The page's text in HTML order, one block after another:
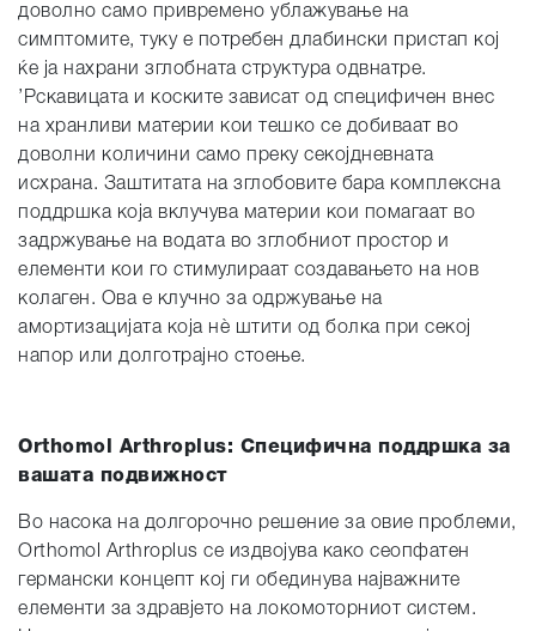
доволно само привремено ублажување на
симптомите, туку е потребен длабински пристап кој
ќе ја нахрани зглобната структура одвнатре.
’Рскавицата и коските зависат од специфичен внес
на хранливи материи кои тешко се добиваат во
доволни количини само преку секојдневната
исхрана. Заштитата на зглобовите бара комплексна
поддршка која вклучува материи кои помагаат во
задржување на водата во зглобниот простор и
елементи кои го стимулираат создавањето на нов
колаген. Ова е клучно за одржување на
амортизацијата која нè штити од болка при секој
напор или долготрајно стоење.
Orthomol Arthroplus: Специфична поддршка за
вашата подвижност
Во насока на долгорочно решение за овие проблеми,
Orthomol Arthroplus се издвојува како сеопфатен
германски концепт кој ги обединува најважните
елементи за здравјето на локомоторниот систем.